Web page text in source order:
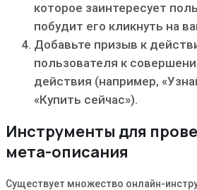
которое заинтересует
побудит его кликнуть на
Добавьте призыв к
пользователя к
действия (например‚
«Купить сейчас»).
Инструменты для
мета-описания
Существует множество онлайн-